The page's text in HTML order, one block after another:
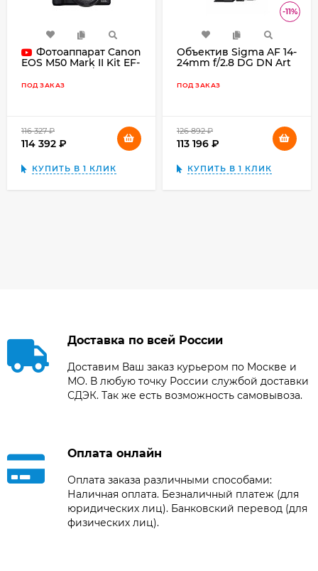
Фотоаппарат Canon
EOS M50 Mark II Kit EF-
STM, чёрный
ПОД ЗАКАЗ
116 327
114 392
КУПИТЬ В 1 КЛИК
-11%
Объектив Sigma AF 14-
24mm f/2.8 DG DN Art
ПОД ЗАКАЗ
126 892
113 196
КУПИТЬ В 1 КЛИК
Доставка по всей России
Доставим Ваш заказ курьером по Москве и
МО. В любую точку России службой доставки
СДЭК. Так же есть возможность самовывоза.
Оплата онлайн
Оплата заказа различными способами:
Наличная оплата. Безналичный платеж (для
юридических лиц). Банковский перевод (для
физических лиц).